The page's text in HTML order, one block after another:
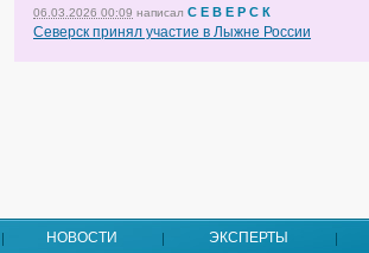
06.03.2026 00:09 написал С Е В Е Р С К
Северск принял участие в Лыжне России
НОВОСТИ ЭКСПЕРТЫ